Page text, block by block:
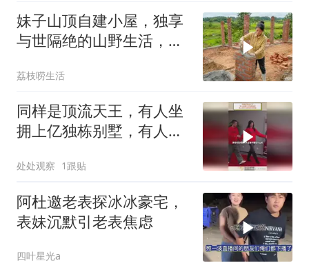
妹子山顶自建小屋，独享
与世隔绝的山野生活，治
荔枝唠生活
同样是顶流天王，有人坐
拥上亿独栋别墅，有人常
处处观察 1跟贴
阿杜邀老表探冰冰豪宅，
表妹沉默引老表焦虑
四叶星光a